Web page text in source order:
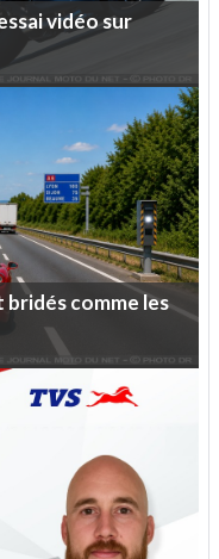
vidéosur
bridéscommeles